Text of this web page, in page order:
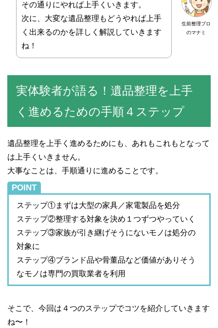
生前整理プロ
のマナミ
その通りにやれば上手くいきます。
次に、大変な遺品整理もどうやれば上手
く出来るのかを詳しく解説していきます
ね！
実体験者が語る！遺品整理を上手
く進めるための手順４ステップ
遺品整理を上手く進めるためにも、あれもこれもとなって
は上手くいきません。
大事なことは、手順通りに進めることです。
POINT
ステップ①まずは大型の家具／家電製品を処分
ステップ②整理する対象を決め１つずつやっていく
ステップ③家族が引き継げそうにないモノは処分の
対象に
ステップ④ブランド品や骨董品など価値がありそう
なモノは専門の買取業者を利用
そこで、今回は４つのステップでコツを紹介していきます
ね〜！